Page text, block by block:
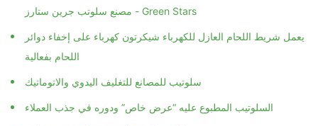
مصنع سلوتب جرين ستارز - Green Stars
يعمل شريط اللحام العازل للكهرباء شيكرتون كهرباء على إخفاء دوائر
اللحام بفعالية
سلوتيب للمصانع للتغليف اليدوي والاتوماتيك
السلوتيب المطبوع عليه “عرض خاص” ودوره في جذب العملاء